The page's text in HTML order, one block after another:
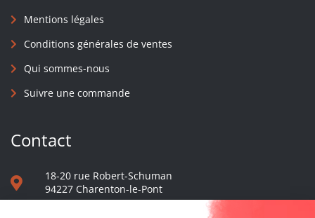
Mentions légales
Conditions générales de ventes
Qui sommes-nous
Suivre une commande
Contact
18-20 rue Robert-Schuman
94227 Charenton-le-Pont